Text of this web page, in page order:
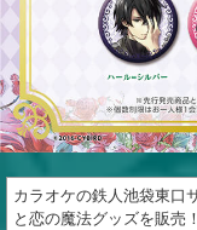
カラオケの鉄人池袋東口
と恋の魔法グッズを販売！